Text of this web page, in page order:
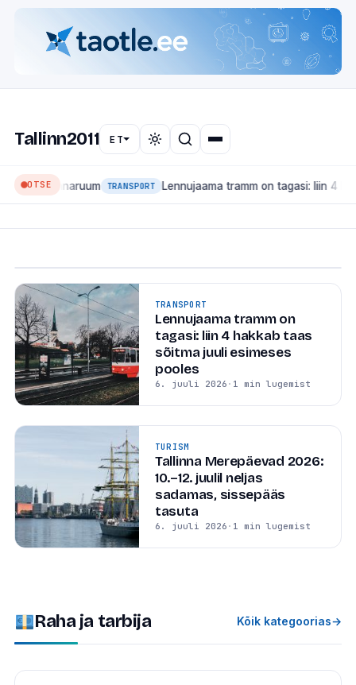
Tallinn2011 ET
OTSE TRANSPORT Lennujaama tramm on tagasi: liin 4 hakkab
Mis muutub Tallinnas 2026:
suured ehitused, transport
Tallinn on ehitusjärgus linn — ja seekord mitte ainult
kinnisvaraarenduste, vaid ka suure taristu mõttes.
Siin on ülevaade projektidest, mis...
TRANSPORT
Lennujaama tramm on
tagasi: liin 4 hakkab taas
sõitma juuli esimeses
pooles
6. juuli 2026 · 1 min lugemist
TURISM
Tallinna Merepäevad 2026:
10.–12. juulil neljas
sadamas, sissepääs
tasuta
6. juuli 2026 · 1 min lugemist
Raha ja tarbija Kõik kategoorias→